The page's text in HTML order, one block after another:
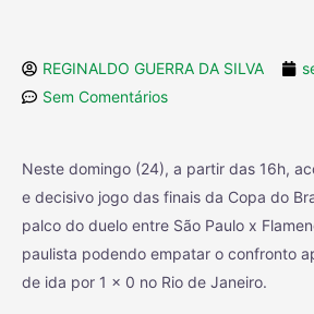
REGINALDO GUERRA DA SILVA
Sem Comentários
Neste domingo (24), a partir das 16h,
e decisivo jogo das finais da Copa do
palco do duelo entre São Paulo x
paulista podendo empatar o confronto
de ida por 1 x 0 no Rio de Janeiro.